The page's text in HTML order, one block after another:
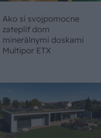
Ako si svojpomocne
zatepliť dom
minerálnymi doskami
Multipor ETX